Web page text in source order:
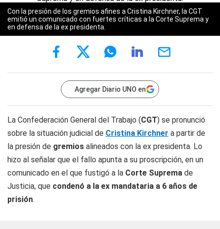
Con la presión de los gremios afines a Cristina Kirchner, la CGT
emitió un comunicado con fuertes críticas a la Corte Suprema y
en defensa de la ex presidenta.
Agregar Diario UNO en
La Confederación General del Trabajo (CGT) se pronunció
sobre la situación judicial de Cristina Kirchner a partir de
la presión de gremios alineados con la ex presidenta. Lo
hizo al señalar que el fallo apunta a su proscripción, en un
comunicado en el que fustigó a la Corte Suprema de
Justicia, que condenó a la ex mandataria a 6 años de
prisión.